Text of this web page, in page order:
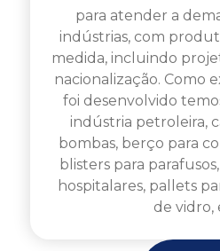
para atender a
indústrias, com
medida, incluindo
nacionalização. Como
foi desenvolvido
indústria petroleira,
bombas, berço para
blisters para
hospitalares, pallets
de vidro,